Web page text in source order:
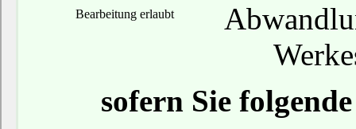
Bearbeitung erlaubt
sofern Sie